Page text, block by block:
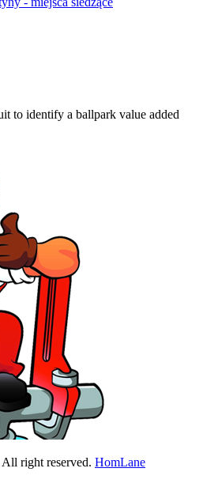
to identify a ballpark value added
right reserved. HomLane